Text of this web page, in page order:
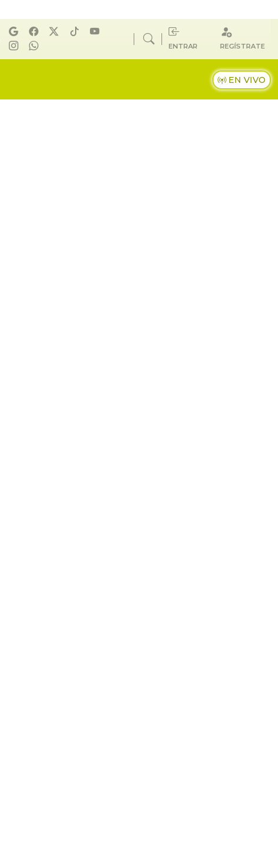
ENTRAR REGÍSTRATE
EN VIVO